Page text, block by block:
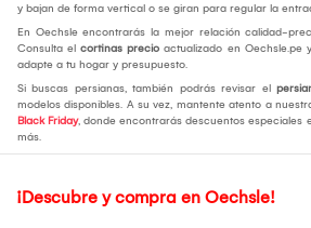
y bajan de forma vertical o se giran para regular la
En Oechsle encontrarás la mejor relación calidad-
Consulta el cortinas precio actualizado en Oechsle.pe
adapte a tu hogar y presupuesto.
Si buscas persianas, también podrás revisar el
modelos disponibles. A su vez, mantente atento a
Black Friday, donde encontrarás descuentos especiales
más.
¡Descubre y compra en Oechsle!